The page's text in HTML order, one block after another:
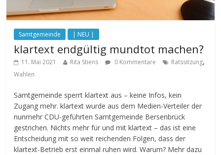
Samtgemeinde | NEU |
klartext endgültig mundtot machen?
11. Mai 2021 Rita Stiens 0 Kommentare Ratssitzung,
Wahlen
Samtgemeinde sperrt klartext aus – keine Infos, kein
Zugang mehr. klartext wurde aus dem Medien-Verteiler der
nunmehr CDU-geführten Samtgemeinde Bersenbrück
gestrichen. Nichts mehr für und mit klartext – das ist eine
Entscheidung mit so weit reichenden Folgen, dass der
klartext-Betrieb erst einmal ruhen wird. Warum? Mehr dazu